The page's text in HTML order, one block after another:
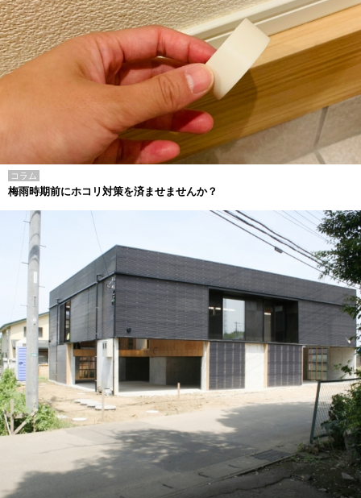
コラム
梅雨時期前にホコリ対策を済ませませんか？